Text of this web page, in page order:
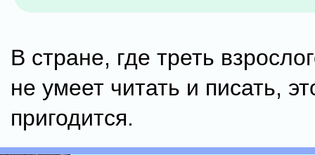
В стране, где треть
не умеет читать и писать,
пригодится.